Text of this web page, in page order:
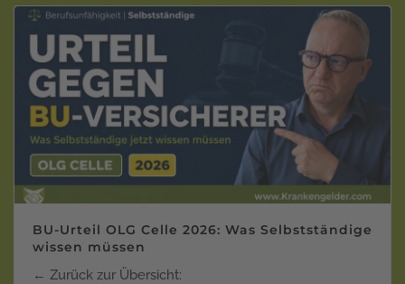
BU-Urteil OLG Celle 2026: Was Selbstständige
wissen müssen
← Zurück zur Übersicht: